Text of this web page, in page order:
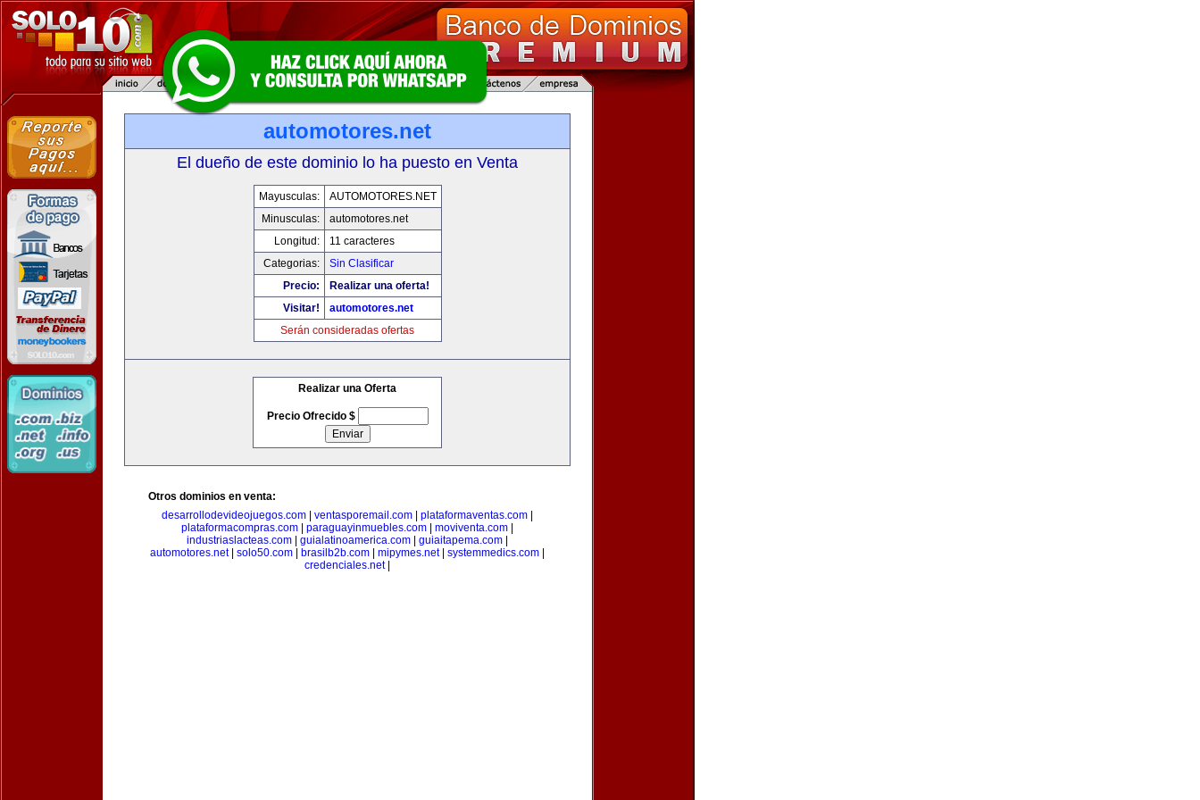
automotores.net
El dueño de este dominio lo ha puesto en Venta
Mayusculas:
AUTOMOTORES.NET
Minusculas:
automotores.net
Longitud:
11 caracteres
Categorias:
Sin Clasificar
Precio:
Realizar una oferta!
Visitar!
automotores.net
Serán consideradas ofertas
Realizar una Oferta
Precio Ofrecido $
Otros dominios en venta:
desarrollodevideojuegos.com
ventasporemail.com plataformaventas.com
plataformacompras.com
paraguayinmuebles.com moviventa.com
industriaslacteas.com
guialatinoamerica.com guiaitapema.com
automotores.net| solo50.com brasilb2b.com mipymes.net| systemmedics.com
credenciales.net|